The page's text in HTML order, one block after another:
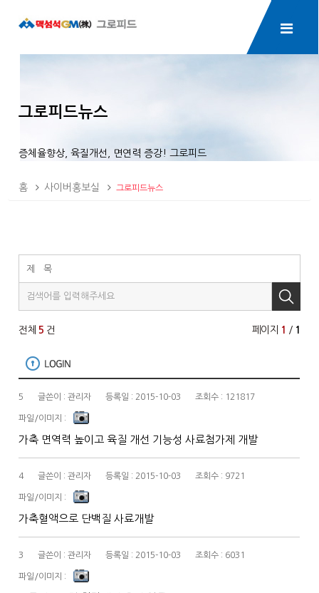
그로피드뉴스
증체율향상, 육질개선, 면연력 증강! 그로피드
홈 사이버홍보실 그로피드뉴스
전체 5 건 페이지 1 / 1
5
가축 면역력 높이고 육질 개선 기능성 사료첨가제 개발
관리자 2015-10-03 121817
4
가축혈액으로 단백질 사료개발
관리자 2015-10-03 9721
3 관리자 2015-10-03 6031